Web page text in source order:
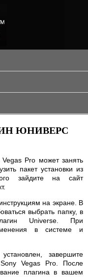
ЮНИВЕРС
Pro может занять
пакет установки из
зайдите на сайт
на экране. В
выбрать папку, в
Universe. При
в системе и
завершите
Sony Vegas Pro. После
плагина в вашем